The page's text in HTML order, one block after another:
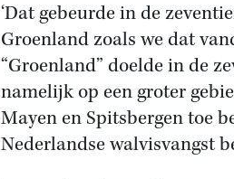
‘Dat gebeurde in de
Groenland zoals we dat
“Groenland” doelde in de
namelijk op een groter
Mayen en Spitsbergen toe
Nederlandse walvisvangst